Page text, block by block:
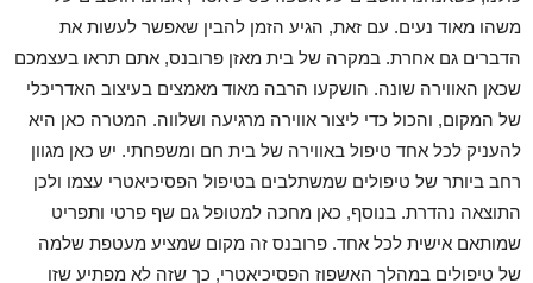
משהו מאוד נעים. עם זאת, הגיע הזמן להבין שאפשר לעשות את
הדברים גם אחרת. במקרה של בית מאזן פרובנס, אתם תראו בעצמכם
שכאן האווירה שונה. הושקעו הרבה מאוד מאמצים בעיצוב האדריכלי
של המקום, והכול כדי ליצור אווירה מרגיעה ושלווה. המטרה כאן היא
להעניק לכל אחד טיפול באווירה של בית חם ומשפחתי. יש כאן מגוון
רחב ביותר של טיפולים שמשתלבים בטיפול הפסיכיאטרי עצמו ולכן
התוצאה נהדרת. בנוסף, כאן מחכה למטופל גם שף פרטי ותפריט
שמותאם אישית לכל אחד. פרובנס זה מקום שמציע מעטפת שלמה
של טיפולים במהלך האשפוז הפסיכיאטרי, כך שזה לא מפתיע שזו